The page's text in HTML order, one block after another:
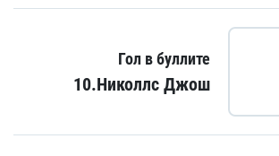
Гол в буллите
10.Николлс Джош